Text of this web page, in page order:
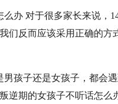
办 对于很多家长来说，
们反而应该采用正确的
男孩子还是女孩子，都会
逆期的女孩子不听话怎